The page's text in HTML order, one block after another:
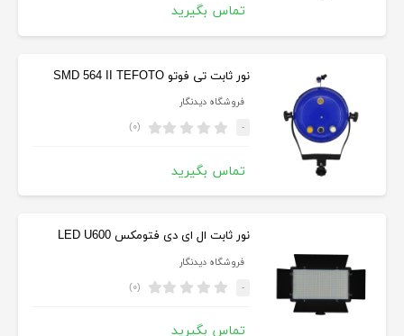
تماس بگیرید
نور ثابت تی فوتو SMD 564 II TEFOTO
فروشگاه دیدنگار
- (۰)
تماس بگیرید
نور ثابت ال ای دی فتومکس LED U600
فروشگاه دیدنگار
- (۰)
تماس بگیرید